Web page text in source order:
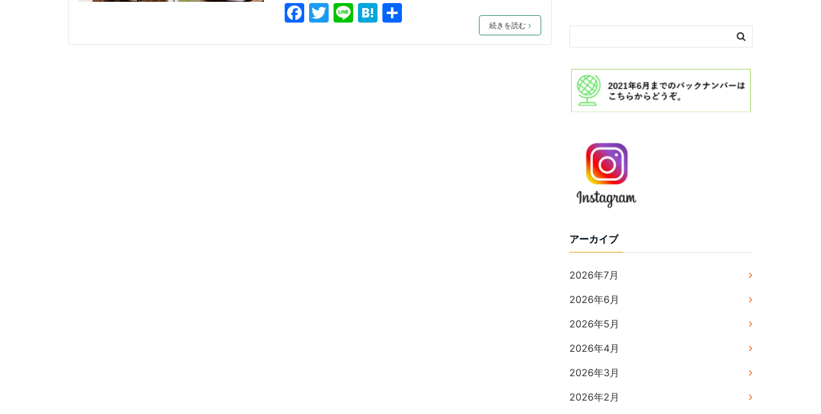
F
c
T
itt
Li
e
H
e
共
続きを読む
アーカイブ
2026年7月
2026年6月
2026年5月
2026年4月
2026年3月
2026年2月